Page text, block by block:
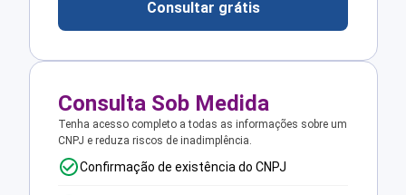
Consultar grátis
Consulta Sob Medida
Tenha acesso completo a todas as informações sobre um
CNPJ e reduza riscos de inadimplência.
Confirmação de existência do CNPJ